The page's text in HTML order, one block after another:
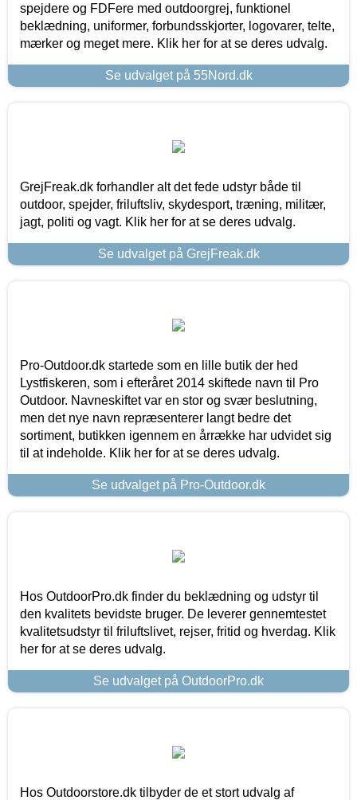
spejdere og FDFere med outdoorgrej, funktionel
beklædning, uniformer, forbundsskjorter, logovarer, telte,
mærker og meget mere. Klik her for at se deres udvalg.
Se udvalget på 55Nord.dk
GrejFreak.dk forhandler alt det fede udstyr både til
outdoor, spejder, friluftsliv, skydesport, træning, militær,
jagt, politi og vagt. Klik her for at se deres udvalg.
Se udvalget på GrejFreak.dk
Pro-Outdoor.dk startede som en lille butik der hed
Lystfiskeren, som i efteråret 2014 skiftede navn til Pro
Outdoor. Navneskiftet var en stor og svær beslutning,
men det nye navn repræsenterer langt bedre det
sortiment, butikken igennem en årrække har udvidet sig
til at indeholde. Klik her for at se deres udvalg.
Se udvalget på Pro-Outdoor.dk
Hos OutdoorPro.dk finder du beklædning og udstyr til
den kvalitets bevidste bruger. De leverer gennemtestet
kvalitetsudstyr til friluftslivet, rejser, fritid og hverdag. Klik
her for at se deres udvalg.
Se udvalget på OutdoorPro.dk
Hos Outdoorstore.dk tilbyder de et stort udvalg af